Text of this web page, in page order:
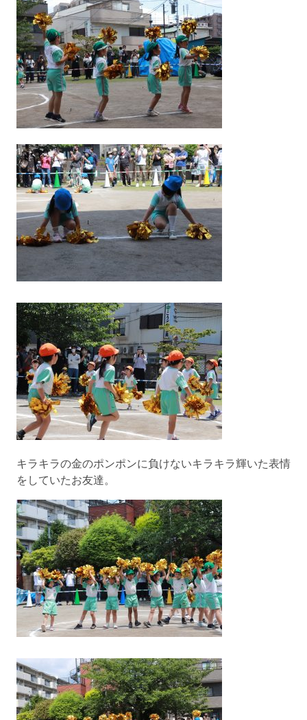
キラキラの金のポンポンに負けないキラキラ輝いた表情
をしていたお友達。